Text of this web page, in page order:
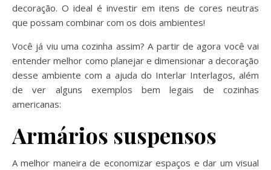
decoração. O ideal é investir em itens de cores neutras
que possam combinar com os dois ambientes!
Você já viu uma cozinha assim? A partir de agora você vai
entender melhor como planejar e dimensionar a decoração
desse ambiente com a ajuda do Interlar Interlagos, além
de ver alguns exemplos bem legais de cozinhas
americanas:
Armários suspensos
A melhor maneira de economizar espaços e dar um visual